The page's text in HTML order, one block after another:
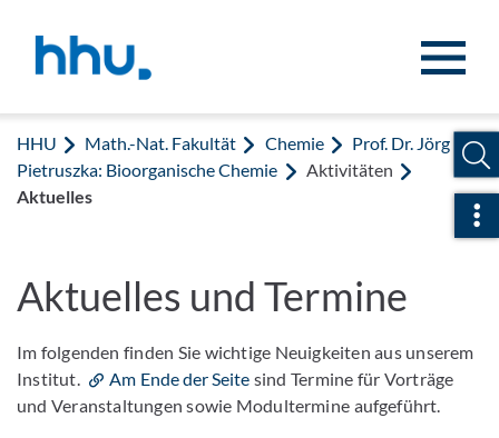
HHU Math.-Nat. Fakultät Chemie
Prof. Dr. Jörg
Pietruszka: Bioorganische Chemie
Aktivitäten
Aktuelles
Aktuelles und Termine
Im folgenden finden Sie wichtige Neuigkeiten aus unserem
Institut.
Am Ende der Seite sind Termine für Vorträge
und Veranstaltungen sowie Modultermine aufgeführt.